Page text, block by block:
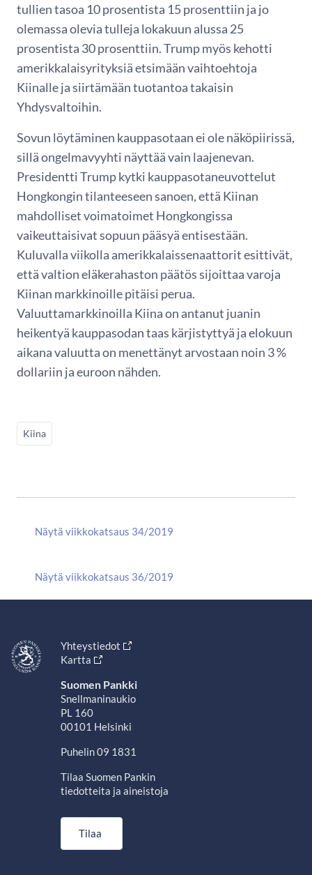
tullien tasoa 10 prosentista 15 prosenttiin ja jo
olemassa olevia tulleja lokakuun alussa 25
prosentista 30 prosenttiin. Trump myös kehotti
amerikkalaisyrityksiä etsimään vaihtoehtoja
Kiinalle ja siirtämään tuotantoa takaisin
Yhdysvaltoihin.
Sovun löytäminen kauppasotaan ei ole näköpiirissä,
sillä ongelmavyyhti näyttää vain laajenevan.
Presidentti Trump kytki kauppasotaneuvottelut
Hongkongin tilanteeseen sanoen, että Kiinan
mahdolliset voimatoimet Hongkongissa
vaikeuttaisivat sopuun pääsyä entisestään.
Kuluvalla viikolla amerikkalaissenaattorit esittivät,
että valtion eläkerahaston päätös sijoittaa varoja
Kiinan markkinoille pitäisi perua.
Valuuttamarkkinoilla Kiina on antanut juanin
heikentyä kauppasodan taas kärjistyttyä ja elokuun
aikana valuutta on menettänyt arvostaan noin 3 %
dollariin ja euroon nähden.
Kiina
Näytä viikkokatsaus 34/2019
Näytä viikkokatsaus 36/2019
Yhteystiedot
Kartta
Suomen Pankki
Snellmaninaukio
PL 160
00101 Helsinki
Puhelin 09 1831
Tilaa Suomen Pankin
tiedotteita ja aineistoja
Tilaa